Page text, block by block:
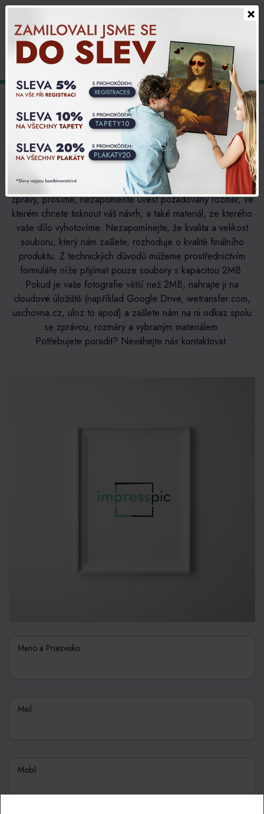
Slovensky
0,00 CZK
Vytiskneme váš vlastní motiv
Milí přátelé, nenašli jste mezi našimi návrhy to, co jste hledali?
Pokud dáváte přednost originalitě a chcete si vytisknout
vlastní vizuál, rádi pro vás zajistíme individuální tisk. Do
zprávy, prosíme, nezapomeňte uvést požadovaný rozměr, ve
kterém chcete tisknout váš návrh, a také materiál, ze kterého
vaše dílo vyhotovíme. Nezapomínejte, že kvalita a velikost
souboru, který nám zašlete, rozhoduje o kvalitě finálního
produktu. Z technických důvodů můžeme prostřednictvím
formuláře níže přijímat pouze soubory s kapacitou 2MB.
Pokud je vaše fotografie větší než 2MB, nahrajte ji na
cloudové úložiště (například Google Drive, wetransfer.com,
uschovna.cz, uloz.to apod) a zašlete nám na ni odkaz spolu
se zprávou, rozměry a vybraným materiálem.
Potřebujete poradit? Neváhejte nás kontaktovat.
Meno a Priezvisko
Mail
Mobil
×